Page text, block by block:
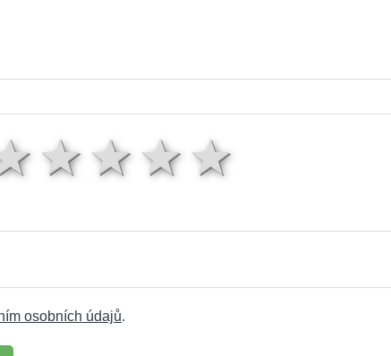
4 hvězdy
3 hvězdy
2 hvězdy
1 hvězda
osobních údajů.